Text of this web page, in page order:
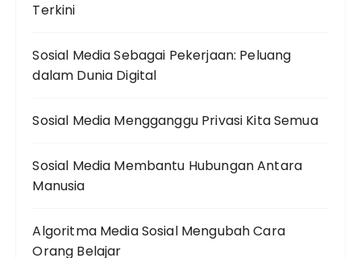
Terkini
Sosial Media Sebagai Pekerjaan: Peluang
dalam Dunia Digital
Sosial Media Mengganggu Privasi Kita Semua
Sosial Media Membantu Hubungan Antara
Manusia
Algoritma Media Sosial Mengubah Cara
Orang Belajar